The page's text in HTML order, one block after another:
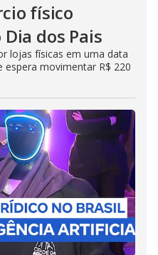
físico
dos Pais
lojas físicas em uma data
espera movimentar R$ 220